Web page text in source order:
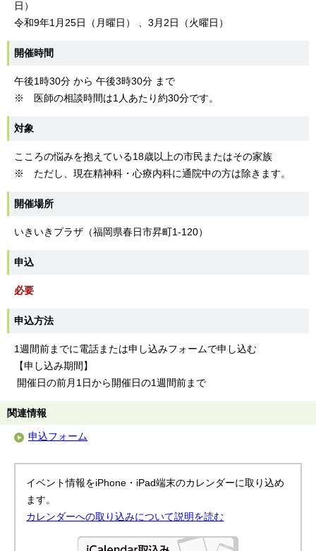
日）
令和9年1月25日（月曜日） 、3月2日（火曜日）
開催時間
午後1時30分 から 午後3時30分 まで
※ 医師の相談時間は1人あたり約30分です。
対象
こころの悩みを抱えている18歳以上の市民またはその家族
※ ただし、現在精神科・心療内科に通院中の方は除きます。
開催場所
いきいきプラザ（福岡県春日市昇町1-120）
申込
必要
申込方法
1週間前までに電話または申し込みフォームで申し込む
【申し込み期間】
開催日の前月1日から開催日の1週間前まで
関連情報
申込フォーム
イベント情報をiPhone・iPad端末のカレンダーに取り込め
ます。
カレンダーへの取り込みについて説明を読む